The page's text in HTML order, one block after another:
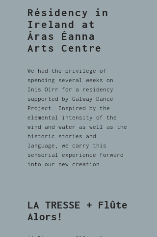
Résidency in
Ireland at
Áras Éanna
Arts Centre
We had the privilege of
spending several weeks on
Inis Oírr for a residency
supported by Galway Dance
Project. Inspired by the
elemental intensity of the
wind and water as well as the
historic stories and
language, we carry this
sensorial experience forward
into our new creation.
LA TRESSE + Flûte
Alors!